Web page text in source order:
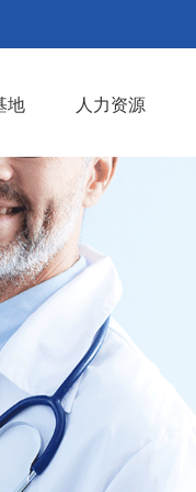
地 人力资源